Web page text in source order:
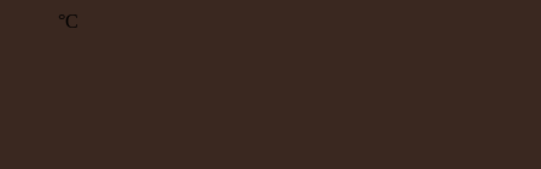
°C